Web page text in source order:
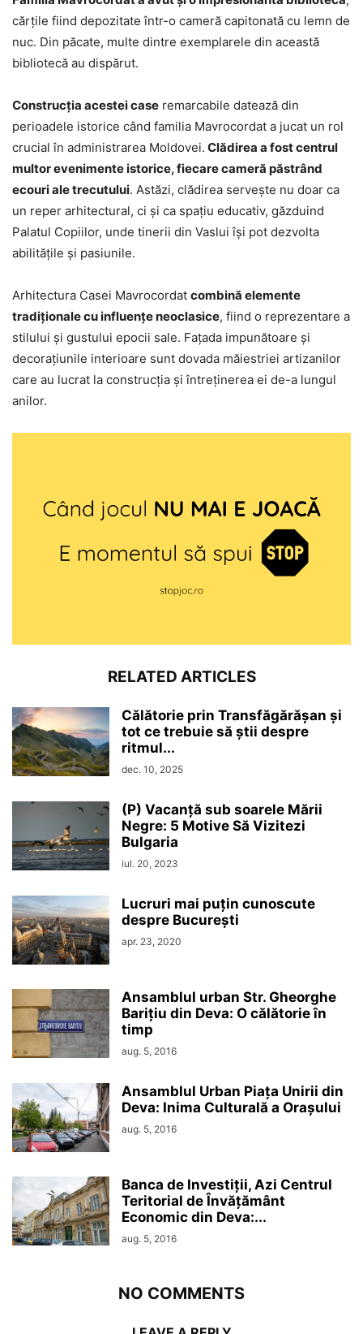
cărţile fiind depozitate într-o cameră capitonată cu lemn de
nuc. Din păcate, multe dintre exemplarele din această
bibliotecă au dispărut.
Construcția acestei case remarcabile datează din
perioadele istorice când familia Mavrocordat a jucat un rol
crucial în administrarea Moldovei. Clădirea a fost centrul
multor evenimente istorice, fiecare cameră păstrând
ecouri ale trecutului. Astăzi, clădirea servește nu doar ca
un reper arhitectural, ci și ca spațiu educativ, găzduind
Palatul Copiilor, unde tinerii din Vaslui își pot dezvolta
abilitățile și pasiunile.
Arhitectura Casei Mavrocordat combină elemente
tradiționale cu influențe neoclasice, fiind o reprezentare a
stilului și gustului epocii sale. Fațada impunătoare și
decorațiunile interioare sunt dovada măiestriei artizanilor
care au lucrat la construcția și întreținerea ei de-a lungul
anilor.
RELATED ARTICLES
Călătorie prin Transfăgărășan și
tot ce trebuie să știi despre
ritmul...
dec. 10, 2025
(P) Vacanță sub soarele Mării
Negre: 5 Motive Să Vizitezi
Bulgaria
iul. 20, 2023
Lucruri mai puțin cunoscute
despre București
apr. 23, 2020
Ansamblul urban Str. Gheorghe
Barițiu din Deva: O călătorie în
timp
aug. 5, 2016
Ansamblul Urban Piața Unirii din
Deva: Inima Culturală a Orașului
aug. 5, 2016
Banca de Investiții, Azi Centrul
Teritorial de Învățământ
Economic din Deva:...
aug. 5, 2016
NO COMMENTS